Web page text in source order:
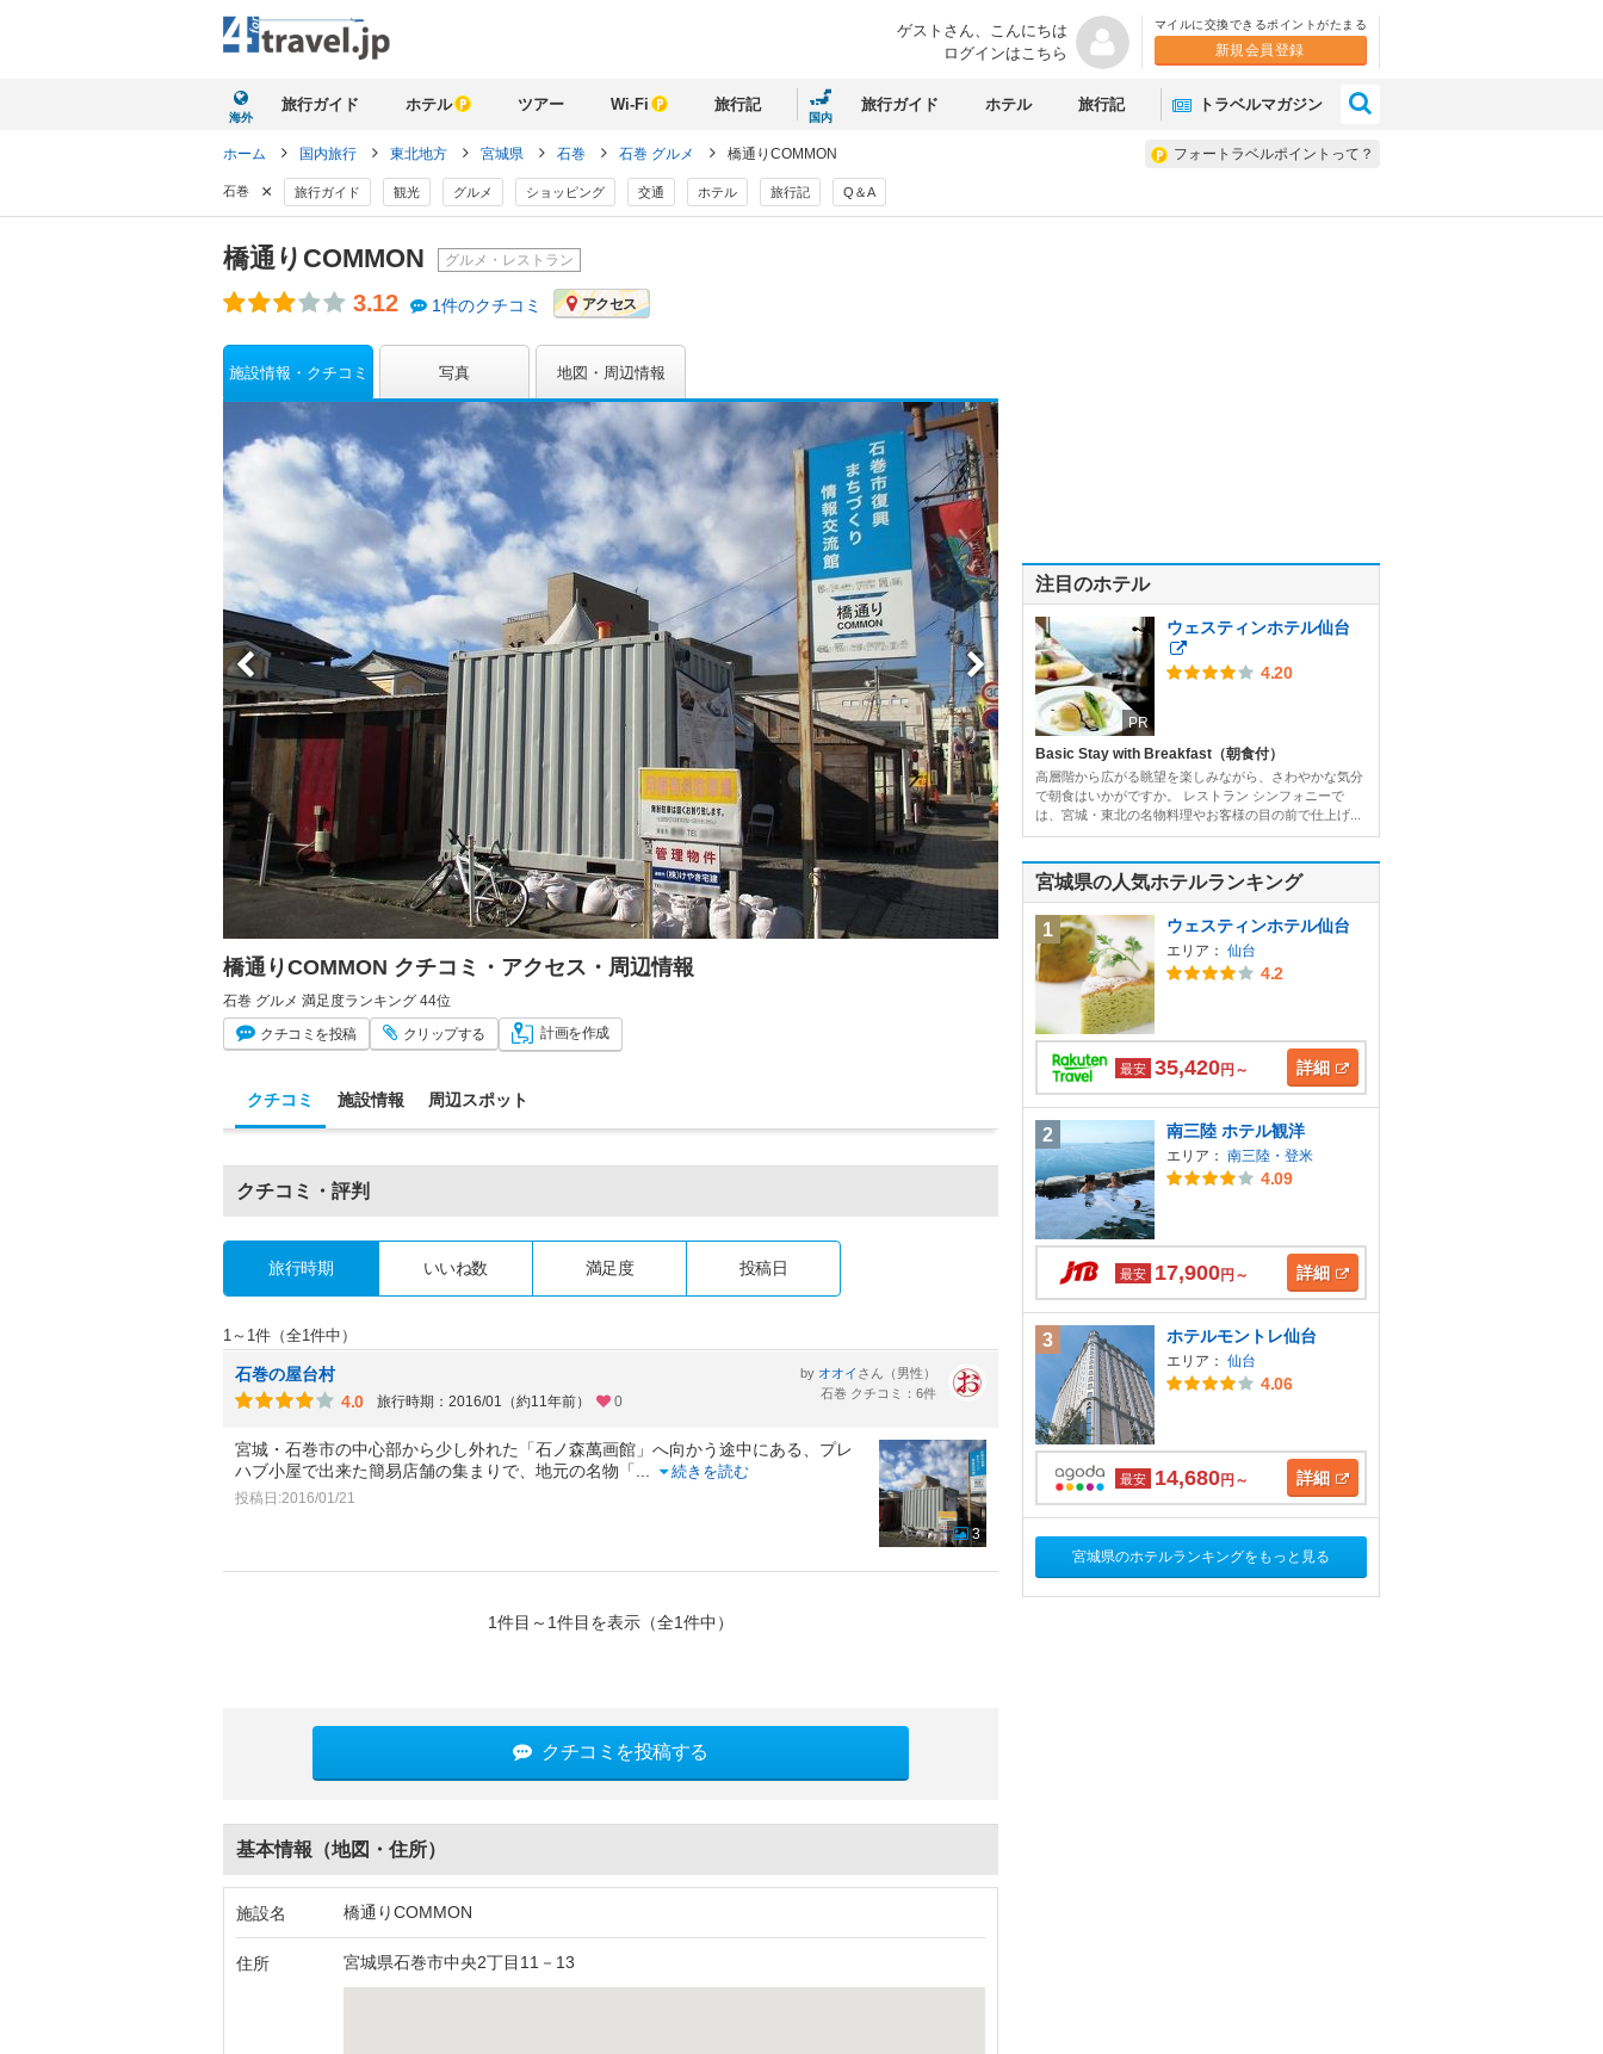
ゲストさん、 こんにちは
ログインはこちら
マイルに交換できるポイントがたまる
新規会員登録
海外
旅行ガイド ホテル ツアー Wi-Fi 旅行記
国内
旅行ガイド ホテル 旅行記 トラベルマガジン
フォートラベルポイントって？
ホーム 国内旅行 東北地方 宮城県 石巻 石巻 グルメ 橋通りCOMMON
石巻 × 旅行ガイド 観光 グルメ ショッピング 交通 ホテル 旅行記 Q＆A
橋通りCOMMON グルメ・レストラン
3.12 1件のクチコミ アクセス
施設情報・クチコミ 写真 地図・周辺情報
橋通りCOMMON クチコミ・アクセス・周辺情報
石巻 グルメ 満足度ランキング 44位
クチコミ を投稿 クリップする 計画を作成
クチコミ 施設情報 周辺スポット
クチコミ・評判
旅行時期 いいね数 満足度 投稿日
1～1件（全1件中）
石巻の屋台村
4.0
旅行時期：2016/01（約11年前） 0
by オオイ さん（男性）
石巻 クチコミ：6件
宮城・石巻市の中心部から少し外れた「石ノ森萬画館」へ向かう途中にある、プレ
ハブ小屋で出来た簡易店舗の集まりで、地元の名物「
続きを読む
投稿日:2016/01/21
3
1件目～1件目を表示（全1件中）
クチコミを投稿する
基本情報（地図・住所）
施設名 橋通りCOMMON
住所 宮城県石巻市中央2丁目11－13
注目のホテル
PR
ウェスティンホテル仙台
4.20
Basic Stay with Breakfast（朝食付）
高層階から広がる眺望を楽しみながら、さわやかな気分
で朝食はいかがですか。 レストラン シンフォニーで
は、宮城・東北の名物料理やお客様の目の前で仕上げ...
宮城県の人気ホテルランキング
1 ウェスティンホテル仙台
エリア： 仙台
4.2
最安 35,420円～ 詳細
2 南三陸 ホテル観洋
エリア： 南三陸・登米
4.09
最安 17,900円～ 詳細
3 ホテルモントレ仙台
エリア： 仙台
4.06
最安 14,680円～ 詳細
宮城県のホテルランキングをもっと見る